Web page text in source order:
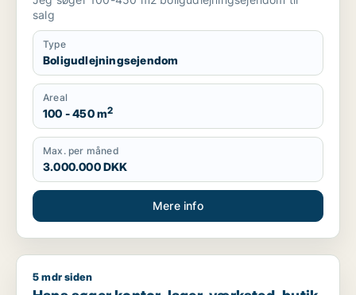
salg
Type
Boligudlejningsejendom
Areal
100 - 450 m2
Max. per måned
3.000.000 DKK
Mere info
Hans søger kontor, lager, værksted, butik, klinik,
5 mdr siden